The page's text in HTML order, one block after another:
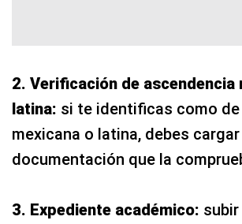
2. Verificación de ascendencia
latina: si te identificas como
mexicana o latina, debes cargar
documentación que la
3. Expediente académico: subir